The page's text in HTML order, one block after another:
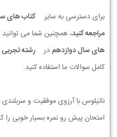
برای دسترسی به سایر
کتاب های
مراجعه کنید، همچنین شما می توانید
های سال دوازدهم در رشته تجربی
کامل سوالات ما استفاده کنید.
ناتیلوس با آرزوی موفقیت و
امتحان پیش رو نمره بسیار خوبی